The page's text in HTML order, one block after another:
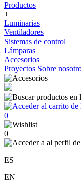
Productos
+
Luminarias
Ventiladores
Sistemas de control
Lámparas
Accesorios
Proyectos Sobre
0
0
ES
EN